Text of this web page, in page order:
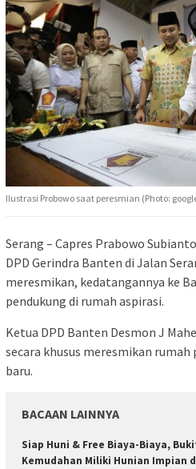
Ilustrasi Probowo saat peresmian (Photo:
Serang – Capres Prabowo
DPD Gerindra Banten di Jalan
meresmikan, kedatangannya ke
pendukung di rumah aspirasi.
Ketua DPD Banten Desmon J
secara khusus meresmikan
baru.
BACAAN LAINNYA
Siap Huni & Free Biaya-Biaya,
Kemudahan Miliki Hunian Impian